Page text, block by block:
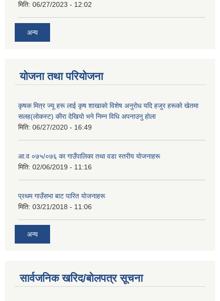
मिति: 06/27/2023 - 12:02
अन्य
योजना तथा परियोजना
कृषक मित्र ज्यू हरू लाई कृष शाखाकाे विशेष अनुराेध यदि हजुर हरूकाे खेतमा
सलह(लाेकस्ट) कीरा देखियाे भने निम्न विधि अपनाउनु हाेला
मिति: 06/27/2020 - 16:49
आ‍.व ०७५/०७६ का गाउँपालिका तथा वडा स्तरीय याेजनाहरू
मिति: 02/06/2019 - 11:16
प्रथम गाउँसभा बाट पारित याेजनाहरू
मिति: 03/21/2018 - 11:06
अन्य
सार्वजनिक खरिद/बोलपत्र सूचना